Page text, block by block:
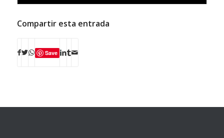
Compartir esta entrada
Save